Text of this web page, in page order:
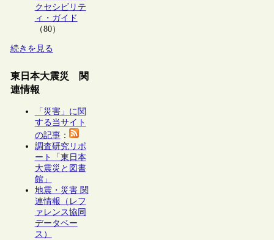
クセシビリテ
ィ・ガイド
（80）
続きを見る
東日本大震災 関
連情報
「災害」に関
する当サイト
の記事：
調査研究リポ
ート「東日本
大震災と図書
館」
地震・災害 関
連情報（レフ
ァレンス協同
データベー
ス）